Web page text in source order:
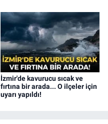
İzmir'de kavurucu sıcak ve
fırtına bir arada... O ilçeler için
uyarı yapıldı!